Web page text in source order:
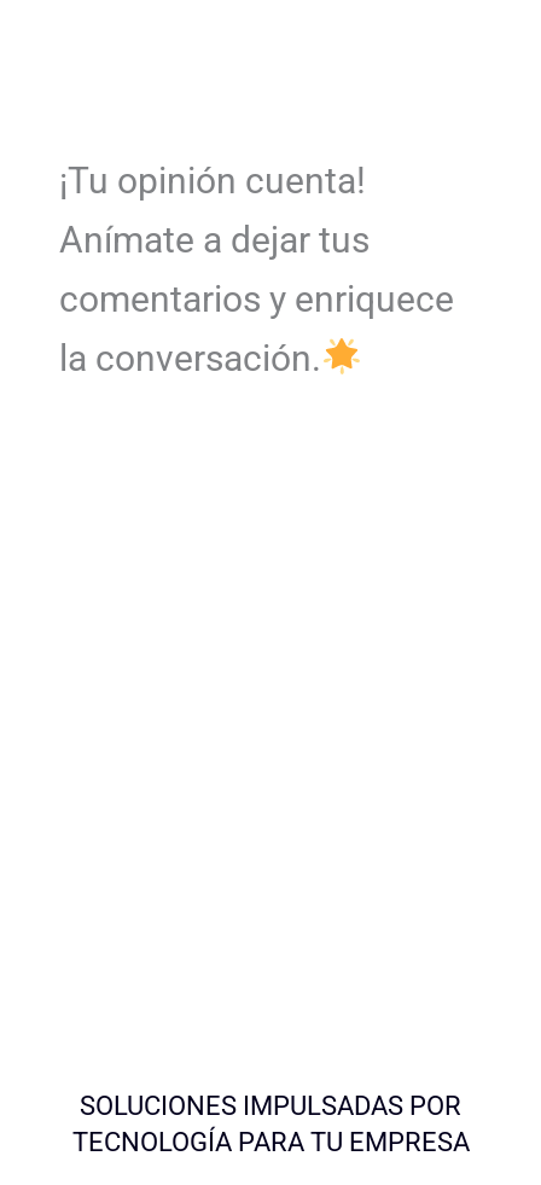
¡Tu opinión cuenta!
Anímate a dejar tus
comentarios y enriquece
la conversación.
SOLUCIONES IMPULSADAS POR
TECNOLOGÍA PARA TU EMPRESA